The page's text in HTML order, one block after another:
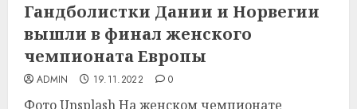
Гандболистки Дании и Норвегии
вышли в финал женского
чемпионата Европы
ADMIN 19.11.2022 0
Фото Unsplash На женском чемпионате